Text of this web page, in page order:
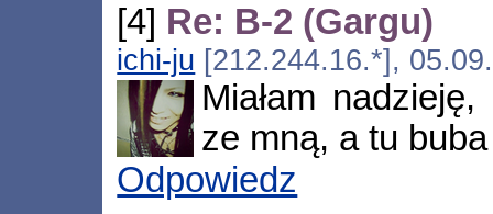
[4] Re: B-2 (Gargu)
ichi-ju [212.244.16.*],
Miałam
ze mną, a tu
Odpowiedz